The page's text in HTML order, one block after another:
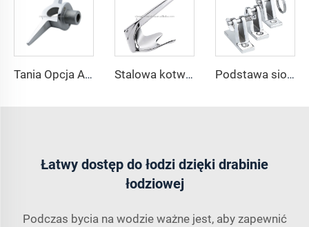
Tania Opcja Akcesoria z Nierdzewnej Stali 316 Akcesoria do Balustrady Schodowej Ucho Do Podnoszenia Klamra Stalowa kotwica Bruce, precyzyjne odlewanie, kotwica morska, wykończona matowym połyskiem, certyfikowana według ISO9001, produkcja fabryczna Podstawa siodłowa zawiasu pokładowego z nierdzewnej stali, okucia morskie
Łatwy dostęp do łodzi dzięki drabinie
łodziowej
Podczas bycia na wodzie ważne jest, aby zapewnić